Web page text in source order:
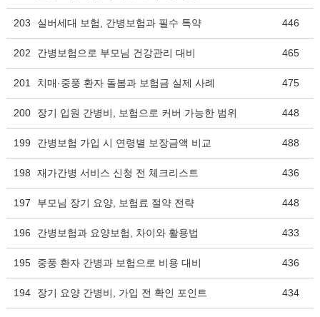
203 실버세대 보험, 간병보험과 필수 특약 446
202 간병보험으로 부모님 건강관리 대비 465
201 치매·중풍 환자 돌봄과 보험금 실제 사례 475
200 장기 입원 간병비, 보험으로 커버 가능한 범위 448
199 간병보험 가입 시 연령별 보장금액 비교 488
198 재가간병 서비스 신청 전 체크리스트 436
197 부모님 장기 요양, 보험료 절약 전략 448
196 간병보험과 요양보험, 차이와 활용법 433
195 중풍 환자 간병과 보험으로 비용 대비 436
194 장기 요양 간병비, 가입 전 확인 포인트 434